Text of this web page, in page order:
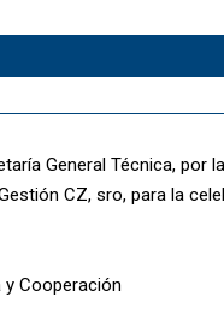
General Técnica, por
CZ, sro, para la
y Cooperación